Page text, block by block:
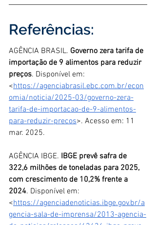
Referências:
AGÊNCIA BRASIL. Governo zera tarifa de
importação de 9 alimentos para reduzir
preços. Disponível em:
<https://agenciabrasil.ebc.com.br/econ
omia/noticia/2025-03/governo-zera-
tarifa-de-importacao-de-9-alimentos-
para-reduzir-precos>. Acesso em: 11
mar. 2025.
AGÊNCIA IBGE. IBGE prevê safra de
322,6 milhões de toneladas para 2025,
com crescimento de 10,2% frente a
2024. Disponível em:
<https://agenciadenoticias.ibge.gov.br/a
gencia-sala-de-imprensa/2013-agencia-